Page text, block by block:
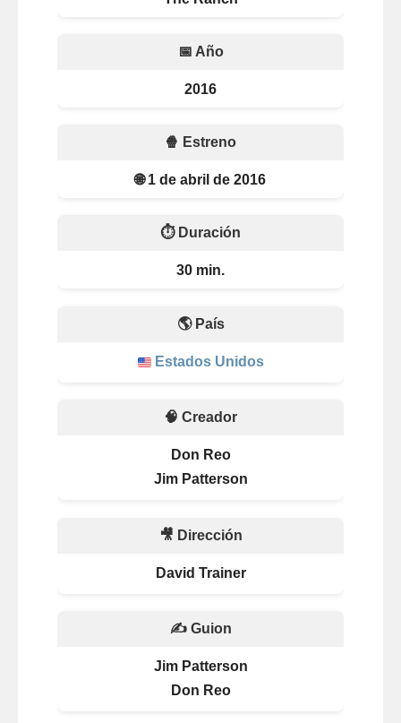
📅 Año
2016
🍿 Estreno
🌐 1 de abril de 2016
⏱️ Duración
30 min.
🌎 País
Estados Unidos
🧠 Creador
Don Reo
Jim Patterson
🎥 Dirección
David Trainer
✍️ Guion
Jim Patterson
Don Reo